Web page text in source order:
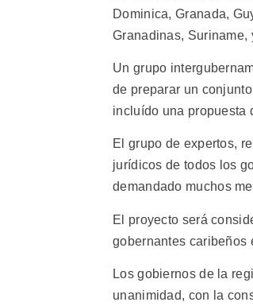
Dominica, Granada,
Granadinas, Suriname,
Un grupo
de preparar un
incluído una propuesta
El grupo de expertos,
jurídicos de todos los
demandado muchos
El proyecto será
gobernantes caribeños
Los gobiernos de la
unanimidad, con la